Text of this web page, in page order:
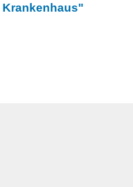
Krankenhaus"